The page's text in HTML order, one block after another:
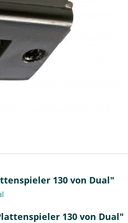
130 von Dual"
130 von Dual"